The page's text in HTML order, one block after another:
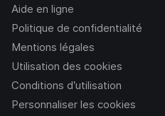
Aide en ligne
Politique de confidentialité
Mentions légales
Utilisation des cookies
Conditions d’utilisation
Personnaliser les cookies